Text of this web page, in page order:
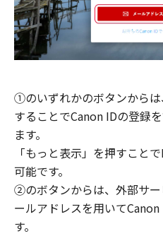
①のいずれかのボタンから
することでCanon IDの登録
ます。
「もっと表示」を押すこと
可能です。
②のボタンからは、外部サ
ールアドレスを用いて
す。